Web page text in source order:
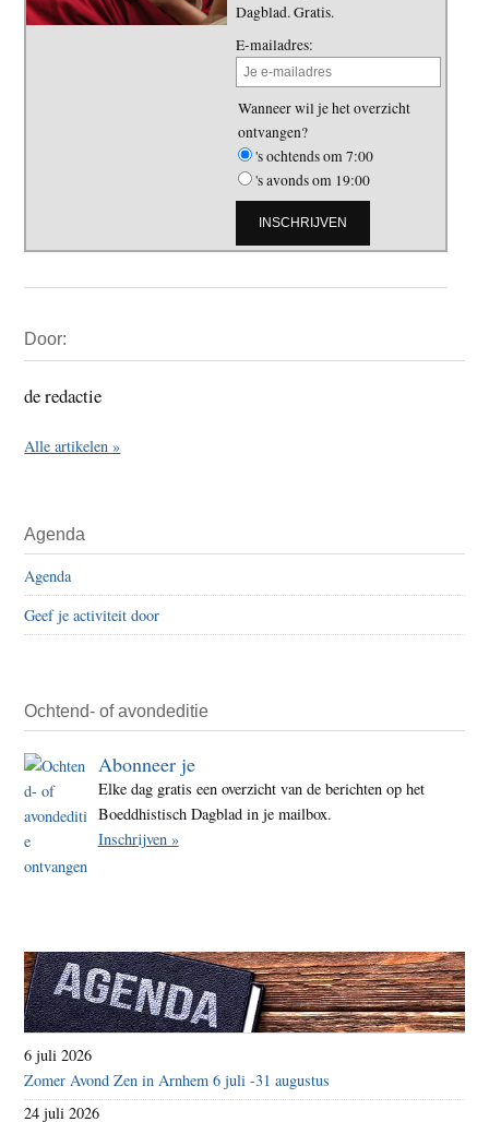
Dagblad. Gratis.
E-mailadres:
Wanneer wil je het overzicht
ontvangen?
's ochtends om 7:00
's avonds om 19:00
Sidebar
Door:
de redactie
Alle artikelen »
Agenda
Agenda
Geef je activiteit door
Ochtend- of avondeditie
Abonneer je
Elke dag gratis een overzicht van de berichten op het
Boeddhistisch Dagblad in je mailbox.
Inschrijven »
6 juli 2026
Zomer Avond Zen in Arnhem 6 juli -31 augustus
24 juli 2026